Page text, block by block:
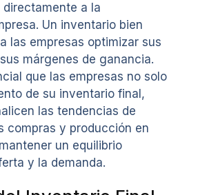
a la
Un inventario bien
las empresas optimizar sus
márgenes de ganancia.
que las empresas no solo
de su inventario final,
las tendencias de
compras y producción en
un equilibrio
y la demanda.